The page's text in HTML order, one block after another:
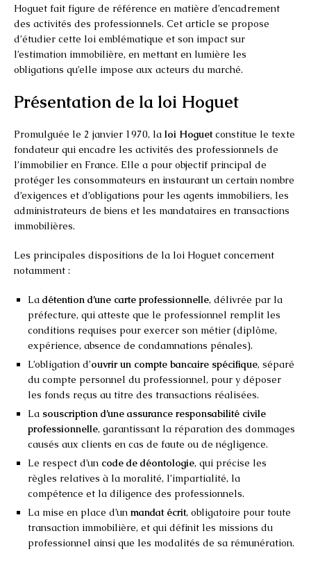
Hoguet fait figure de référence en matière d’encadrement
des activités des professionnels. Cet article se propose
d’étudier cette loi emblématique et son impact sur
l’estimation immobilière, en mettant en lumière les
obligations qu’elle impose aux acteurs du marché.
Présentation de la loi Hoguet
Promulguée le 2 janvier 1970, la loi Hoguetconstitue le texte
fondateur qui encadre les activités des professionnels de
l’immobilier en France. Elle a pour objectif principal de
protéger les consommateurs en instaurant un certain nombre
d’exigences et d’obligations pour les agents immobiliers, les
administrateurs de biens et les mandataires en transactions
immobilières.
Les principales dispositions de la loi Hoguet concernent
notamment :
La détention d’une carte professionnelle, délivrée par la
préfecture, qui atteste que le professionnel remplit les
conditions requises pour exercer son métier (diplôme,
expérience, absence de condamnations pénales).
L’obligation d’ouvrir un compte bancaire spécifique, séparé
du compte personnel du professionnel, pour y déposer
les fonds reçus au titre des transactions réalisées.
La souscription d’une assurance responsabilité civile
professionnelle, garantissant la réparation des dommages
causés aux clients en cas de faute ou de négligence.
Le respect d’un code de déontologie, qui précise les
règles relatives à la moralité, l’impartialité, la
compétence et la diligence des professionnels.
La mise en place d’un mandat écrit, obligatoire pour toute
transaction immobilière, et qui définit les missions du
professionnel ainsi que les modalités de sa rémunération.